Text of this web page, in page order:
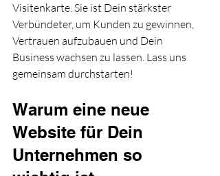
Visitenkarte. Sie ist Dein stärkster
Verbündeter, um Kunden zu gewinnen,
Vertrauen aufzubauen und Dein
Business wachsen zu lassen. Lass uns
gemeinsam durchstarten!
Warum eine neue
Website für Dein
Unternehmen so